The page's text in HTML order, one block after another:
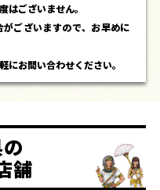
ございません。
ございますので、お早めに
にお問い合わせください。
舗